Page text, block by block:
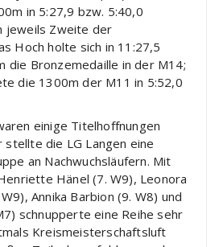
in 5:27,9 bzw. 5:40,0
jeweils Zweite der
Hoch holte sich in 11:27,5
die Bronzemedaille in der M14;
die 1300m der M11 in 5:52,0
einige Titelhoffnungen
die LG Langen eine
an Nachwuchsläufern. Mit
Hänel (7. W9), Leonora
Annika Barbion (9. W8) und
schnupperte eine Reihe sehr
Kreismeisterschaftsluft